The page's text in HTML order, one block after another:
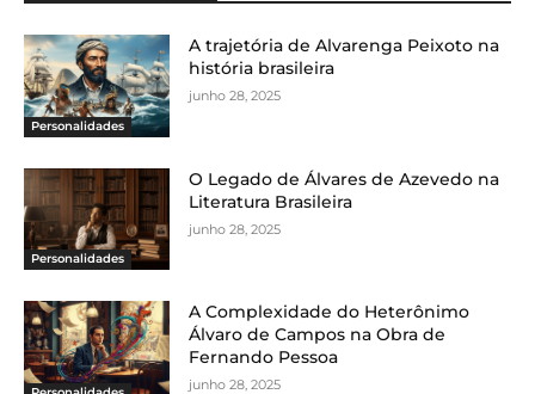
Personalidades
A trajetória de Alvarenga Peixoto na
história brasileira
junho 28, 2025
Personalidades
O Legado de Álvares de Azevedo na
Literatura Brasileira
junho 28, 2025
A Complexidade do Heterônimo
Álvaro de Campos na Obra de
Fernando Pessoa
junho 28, 2025